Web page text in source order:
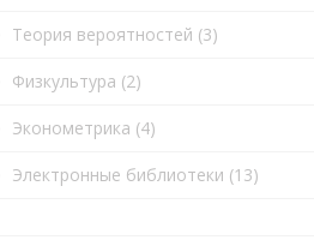
Теория вероятностей (3)
Физкультура (2)
Эконометрика (4)
Электронные библиотеки (13)